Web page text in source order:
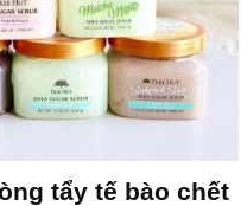
tẩy tế bào chết